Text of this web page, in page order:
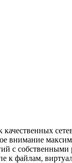
внимание
с
к файлам,